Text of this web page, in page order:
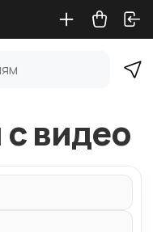
видео